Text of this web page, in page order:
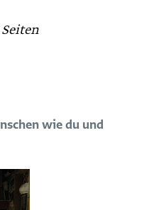
wie du und